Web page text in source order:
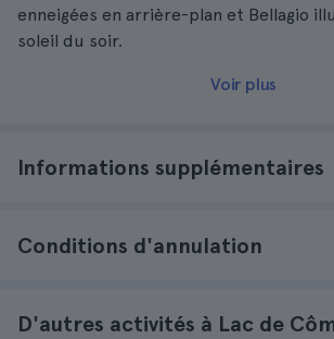
enneigées en arrière-plan et Bellagio
soleil du soir.
Voir plus
Informations supplémentaires
Conditions d'annulation
D'autres activités à Lac de